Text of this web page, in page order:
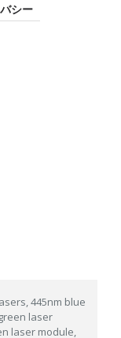
シー
445nm blue
laser
laser module,